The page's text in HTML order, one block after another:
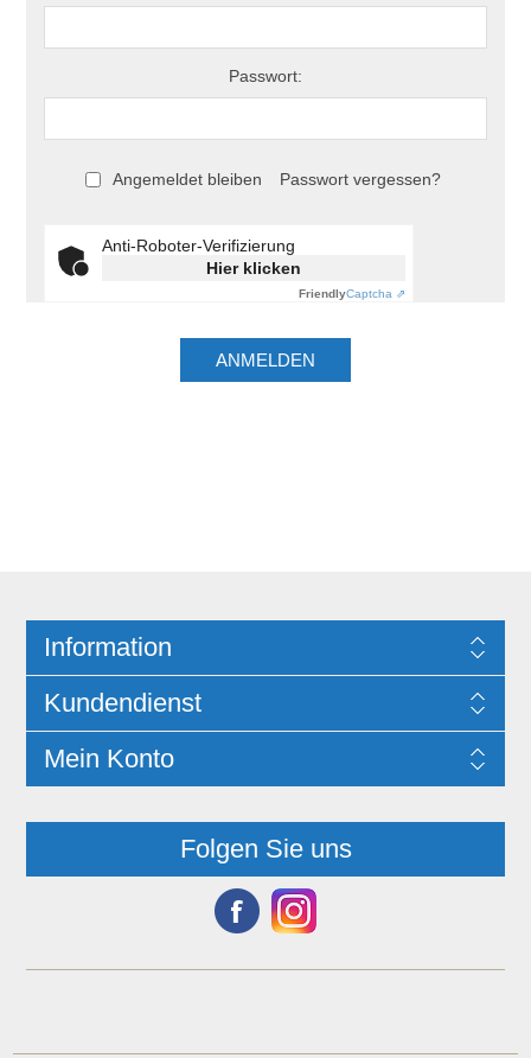
Passwort:
Angemeldet bleiben Passwort vergessen?
Anti-Roboter-Verifizierung
Hier klicken
FriendlyCaptcha ⇗
Information
Kundendienst
Mein Konto
Folgen Sie uns